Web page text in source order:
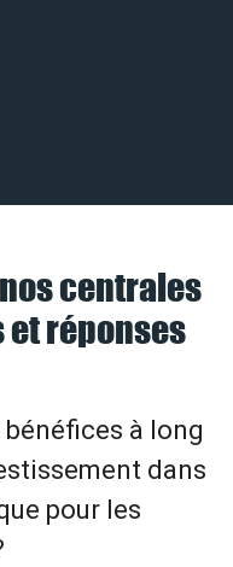
centrales
réponses
à long
dans
pour les